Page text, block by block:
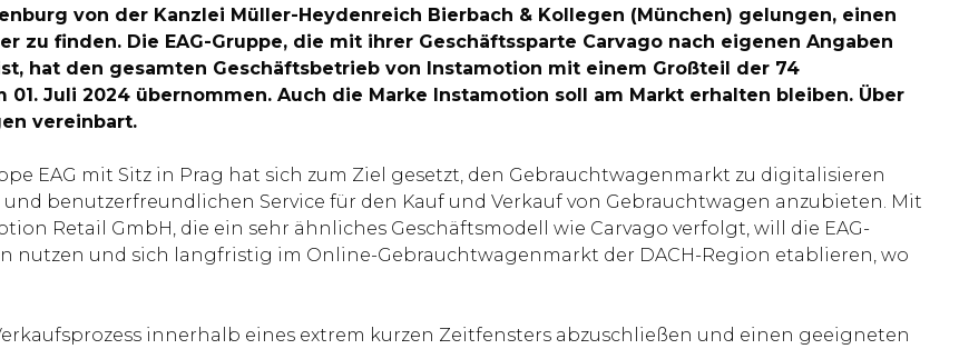
von der Kanzlei Müller-Heydenreich Bierbach & Kollegen (München) gelungen, einen
zu finden. Die EAG-Gruppe, die mit ihrer Geschäftssparte Carvago nach eigenen Angaben
hat den gesamten Geschäftsbetrieb von Instamotion mit einem Großteil der 74
Juli 2024 übernommen. Auch die Marke Instamotion soll am Markt erhalten bleiben. Über
vereinbart.
EAG mit Sitz in Prag hat sich zum Ziel gesetzt, den Gebrauchtwagenmarkt zu digitalisieren
benutzerfreundlichen Service für den Kauf und Verkauf von Gebrauchtwagen anzubieten. Mit
Retail GmbH, die ein sehr ähnliches Geschäftsmodell wie Carvago verfolgt, will die EAG-
nutzen und sich langfristig im Online-Gebrauchtwagenmarkt der DACH-Region etablieren, wo
innerhalb eines extrem kurzen Zeitfensters abzuschließen und einen geeigneten